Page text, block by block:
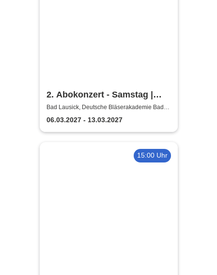
2. Abokonzert - Samstag |
Sächsische
Bläserphilharmonie
Bad Lausick, Deutsche Bläserakademie Bad
Lausick
06.03.2027 - 13.03.2027
15:00 Uhr